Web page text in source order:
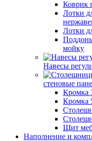
Коврик
Лотки
Лотки
мойку
Навесы
стеновые
Кромка
Кромка
Щит
Наполнение и